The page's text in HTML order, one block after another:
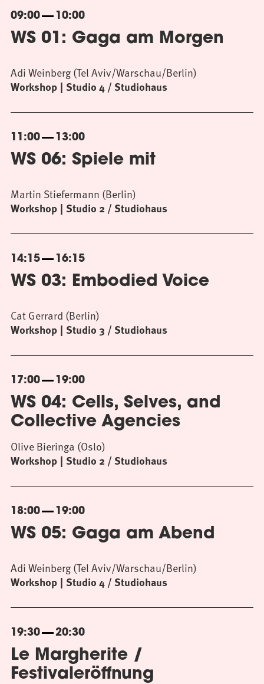
09:00 10:00
WS 01: Gaga am Morgen
Workshop Studio 4 / Studiohaus
Adi Weinberg (Tel Aviv/Warschau/Berlin)
11:00 13:00
WS 06: Spiele mit
Workshop Studio 2 / Studiohaus
Martin Stiefermann (Berlin)
14:15 16:15
WS 03: Embodied Voice
Workshop Studio 3 / Studiohaus
Cat Gerrard (Berlin)
17:00 19:00
WS 04: Cells, Selves, and
Collective Agencies
Workshop Studio 2 / Studiohaus
Olive Bieringa (Oslo)
18:00 19:00
WS 05: Gaga am Abend
Workshop Studio 4 / Studiohaus
Adi Weinberg (Tel Aviv/Warschau/Berlin)
19:30 20:30
Le Margherite /
Festivaleröffnung